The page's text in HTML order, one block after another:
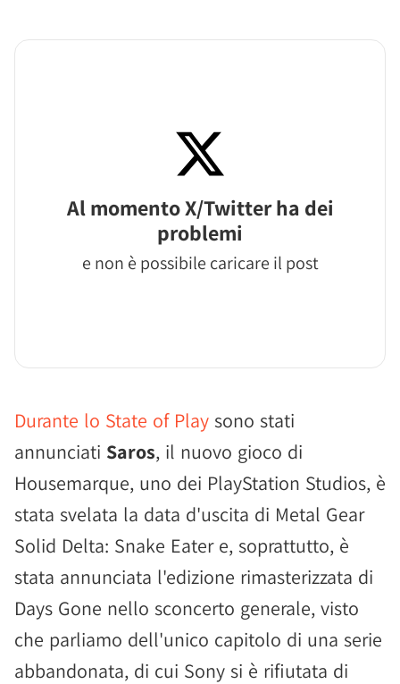
Al momento X/Twitter ha dei
problemi
e non è possibile caricare il post
Durante lo State of Play sono stati
annunciati Saros, il nuovo gioco di
Housemarque, uno dei PlayStation Studios, è
stata svelata la data d'uscita di Metal Gear
Solid Delta: Snake Eater e, soprattutto, è
stata annunciata l'edizione rimasterizzata di
Days Gone nello sconcerto generale, visto
che parliamo dell'unico capitolo di una serie
abbandonata, di cui Sony si è rifiutata di